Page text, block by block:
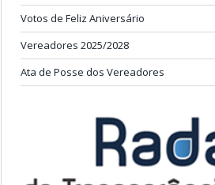
Votos de Feliz Aniversário
Vereadores 2025/2028
Ata de Posse dos Vereadores